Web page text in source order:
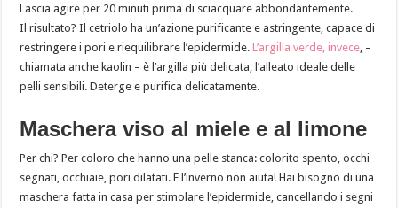
Lascia agire per 20 minuti prima di sciacquare abbondantemente.
Il risultato? Il cetriolo ha un’azione purificante e astringente, capace di
restringere i pori e riequilibrare l’epidermide.L’argilla verde, invece –
chiamata anche kaolin – è l’argilla più delicata, l’alleato ideale delle
pelli sensibili. Deterge e purifica delicatamente.
Maschera viso al miele e al limone
Per chi? Per coloro che hanno una pelle stanca: colorito spento, occhi
segnati, occhiaie, pori dilatati. E l’inverno non aiuta! Hai bisogno di una
maschera fatta in casa per stimolare l’epidermide, cancellando i segni